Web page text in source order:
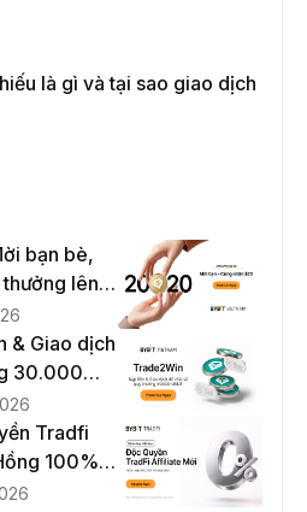
là gì và tại sao giao dịch
bạn bè,
lên
& Giao dịch
30.000
Tradfi
100% &